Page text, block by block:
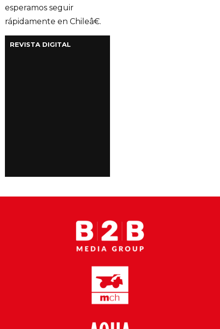
esperamos seguir
rápidamente en Chileâ€.
REVISTA DIGITAL